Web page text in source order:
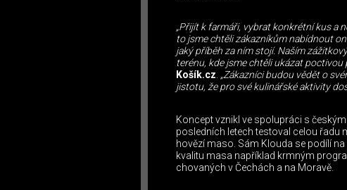
„Přijít k farmáři, vybrat konkrétní kus a
to jsme chtěli zákazníkům nabídnout
jaký příběh za ním stojí. Naším
terénu, kde jsme chtěli ukázat
Košík.cz „Zákazníci budou vědět o
jistotu, že pro své kulinářské aktivity
Koncept vznikl ve spolupráci s
posledních letech testoval celou řadu
hovězí maso. Sám Klouda se podílí
kvalitu masa například krmným
chovaných v Čechách a na Moravě.